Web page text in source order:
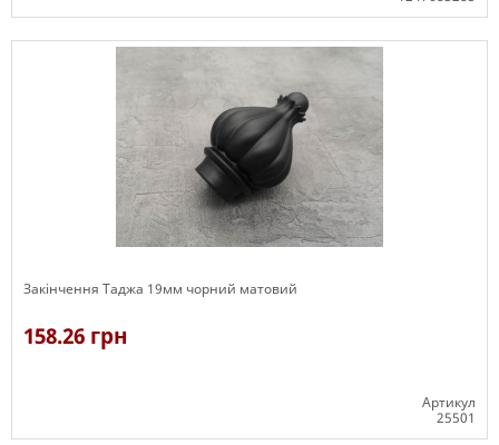
Закінчення Таджа 19мм чорний матовий
158.26 грн
Артикул
25501